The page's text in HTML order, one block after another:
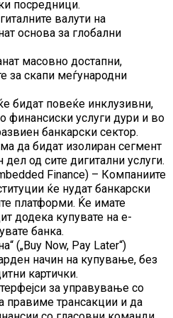
посредници.
валути на
основа за глобални
масовно достапни,
за скапи меѓународни
бидат повеќе инклузивни,
финансиски услуги дури и во
банкарски сектор.
да бидат изолиран сегмент
дел од сите дигитални услуги.
Finance) – Компаниите
ќе нудат банкарски
платформи. Ќе имате
додека купувате на e-
банка.
(„Buy Now, Pay Later“)
начин на купување, без
картички.
за управување со
трансакции и да